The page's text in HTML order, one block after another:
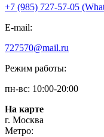
+7 (985) 727-57-05
E-mail:
727570@mail.ru
Режим работы:
пн-вс: 10:00-20:00
На карте
г. Москва
Метро: